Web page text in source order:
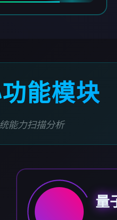
能模块
能力扫描分析
量